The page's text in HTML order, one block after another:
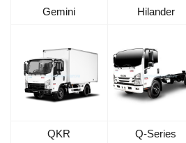
Gemini Hilander
QKR Q-Series